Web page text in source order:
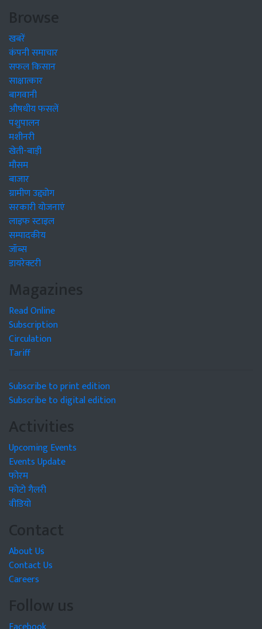
Browse
खबरें
कंपनी समाचार
सफल किसान
साक्षात्कार
बागवानी
औषधीय फसलें
पशुपालन
मशीनरी
खेती-बाड़ी
मौसम
बाजार
ग्रामीण उद्द्योग
सरकारी योजनाएं
लाइफ स्टाइल
सम्पादकीय
जॉब्स
डायरेक्टरी
Magazines
Read Online
Subscription
Circulation
Tariff
Subscribe to print edition
Subscribe to digital edition
Activities
Upcoming Events
Events Update
फोरम
फोटो गैलरी
वीडियो
Contact
About Us
Contact Us
Careers
Follow us